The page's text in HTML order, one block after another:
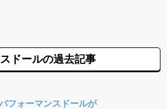
ドールの過去記事
フォーマンスドールが